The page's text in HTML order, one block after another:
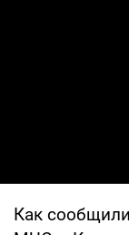
Как